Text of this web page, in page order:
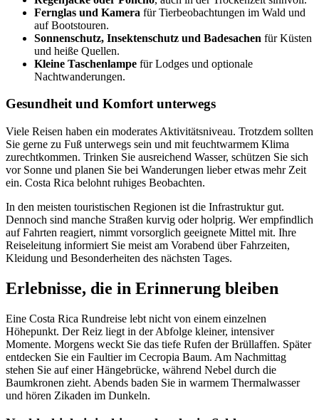
Fernglas und Kamera für Tierbeobachtungen im Wald und
auf Bootstouren.
Sonnenschutz, Insektenschutz und Badesachen für Küsten
und heiße Quellen.
Kleine Taschenlampe für Lodges und optionale
Nachtwanderungen.
Gesundheit und Komfort unterwegs
Viele Reisen haben ein moderates Aktivitätsniveau. Trotzdem sollten
Sie gerne zu Fuß unterwegs sein und mit feuchtwarmem Klima
zurechtkommen. Trinken Sie ausreichend Wasser, schützen Sie sich
vor Sonne und planen Sie bei Wanderungen lieber etwas mehr Zeit
ein. Costa Rica belohnt ruhiges Beobachten.
In den meisten touristischen Regionen ist die Infrastruktur gut.
Dennoch sind manche Straßen kurvig oder holprig. Wer empfindlich
auf Fahrten reagiert, nimmt vorsorglich geeignete Mittel mit. Ihre
Reiseleitung informiert Sie meist am Vorabend über Fahrzeiten,
Kleidung und Besonderheiten des nächsten Tages.
Erlebnisse, die in Erinnerung bleiben
Eine Costa Rica Rundreise lebt nicht von einem einzelnen
Höhepunkt. Der Reiz liegt in der Abfolge kleiner, intensiver
Momente. Morgens weckt Sie das tiefe Rufen der Brüllaffen. Später
entdecken Sie ein Faultier im Cecropia Baum. Am Nachmittag
stehen Sie auf einer Hängebrücke, während Nebel durch die
Baumkronen zieht. Abends baden Sie in warmem Thermalwasser
und hören Zikaden im Dunkeln.